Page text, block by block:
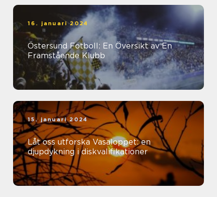
16. januari 2024
Östersund Fotboll: En Översikt av En
Framstående Klubb
15. januari 2024
Låt oss utforska Vasaloppet: en
djupdykning i diskvalifikationer